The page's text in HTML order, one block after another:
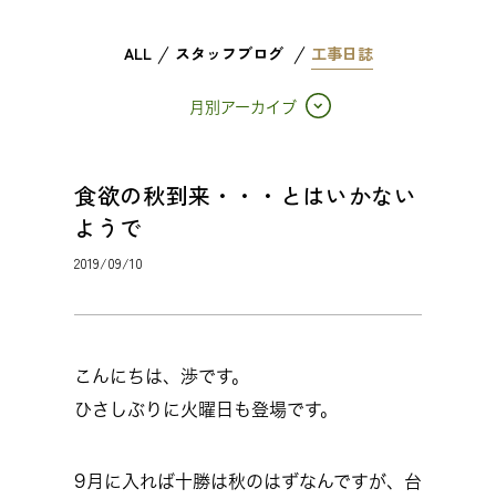
ALL スタッフブログ 工事日誌
月別アーカイブ
食欲の秋到来・・・とはいかない
ようで
2019/09/10
こんにちは、渉です。
ひさしぶりに火曜日も登場です。
9月に入れば十勝は秋のはずなんですが、台